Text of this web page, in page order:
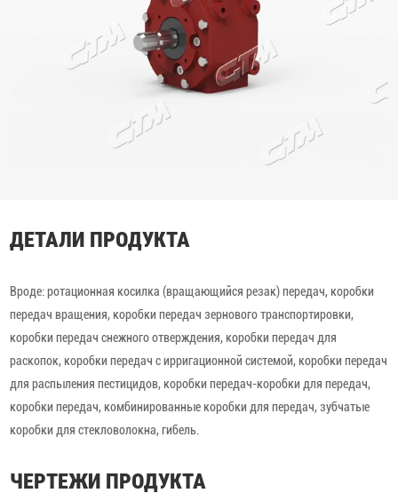
ДЕТАЛИ ПРОДУКТА
Вроде: ротационная косилка (вращающийся резак) передач, коробки
передач вращения, коробки передач зернового транспортировки,
коробки передач снежного отверждения, коробки передач для
раскопок, коробки передач с ирригационной системой, коробки передач
для распыления пестицидов, коробки передач-коробки для передач,
коробки передач, комбинированные коробки для передач, зубчатые
коробки для стекловолокна, гибель.
ЧЕРТЕЖИ ПРОДУКТА